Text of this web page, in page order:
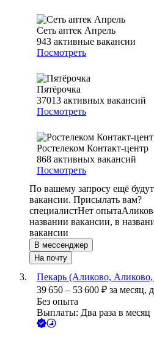
Сеть аптек Апрель
943 активные вакансии
Посмотреть
Пятёрочка
37013 активных вакансий
Посмотреть
Ростелеком Контакт-центр
868 активных вакансий
Посмотреть
По вашему запросу ещё
вакансии. Присылать вам?
специалистНет опыта
названии вакансии, в
вакансии
В мессенджер
На почту
Пекарь (Аликово, Аликово,
39 650 – 53 600 ₽ за месяц,
Без опыта
Выплаты: Два раза в месяц